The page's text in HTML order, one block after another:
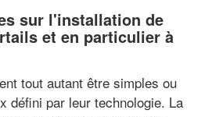
sur l'installation de
et en particulier à
tout autant être simples ou
défini par leur technologie. La